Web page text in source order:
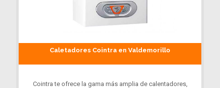
Caletadores Cointra en Valdemorillo
Cointra te ofrece la gama más amplia de calentadores,